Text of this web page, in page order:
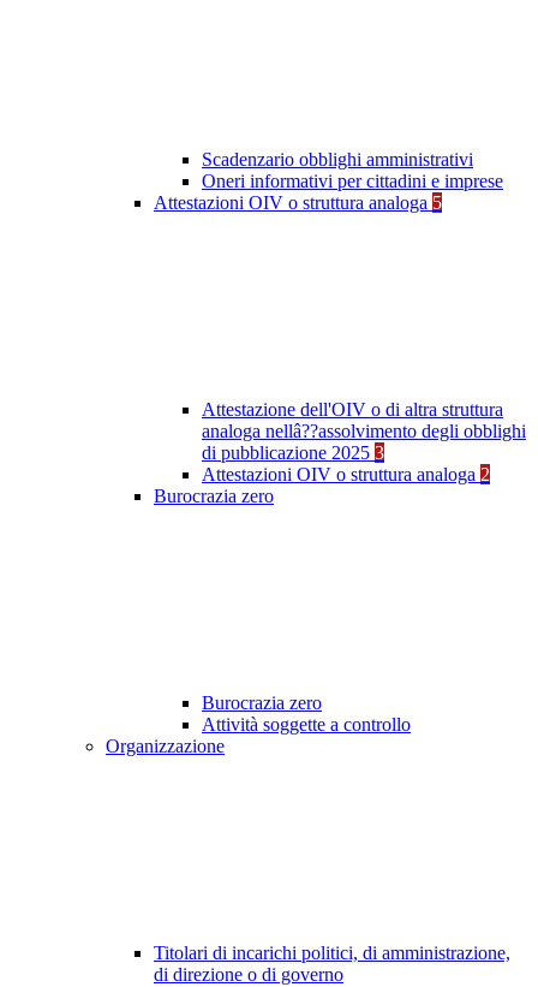
Scadenzario obblighi amministrativi
Oneri informativi per cittadini e imprese
Attestazioni OIV o struttura analoga 5
Attestazione dell'OIV o di altra struttura
analoga nellâ??assolvimento degli obblighi
di pubblicazione 2025 3
Attestazioni OIV o struttura analoga 2
Burocrazia zero
Burocrazia zero
Attività soggette a controllo
Organizzazione
Titolari di incarichi politici, di amministrazione,
di direzione o di governo